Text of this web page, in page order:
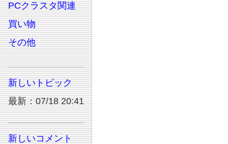
PCクラスタ関連
買い物
その他
新しいトピック
最新：07/18 20:41
新しいコメント